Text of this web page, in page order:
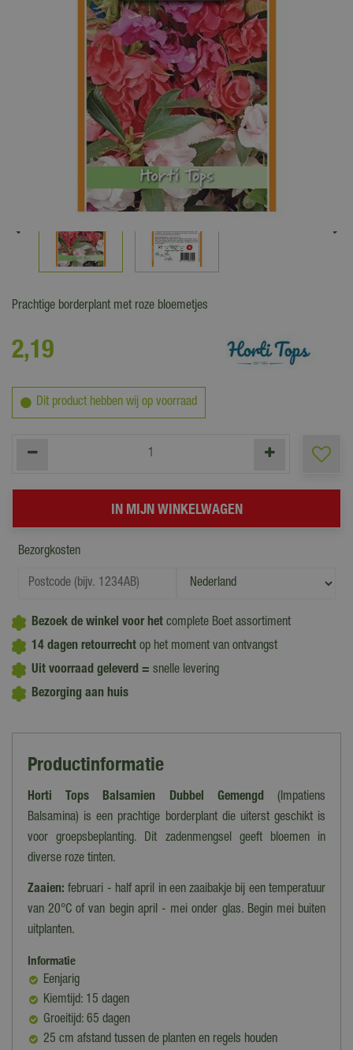
Prachtige borderplant met roze bloemetjes
2,19
Dit product hebben wij op voorraad
Bezorgkosten
Bezoek de winkel voor het complete Boet assortiment
14 dagen retourrecht op het moment van ontvangst
Uit voorraad geleverd = snelle levering
Bezorging aan huis
Productinformatie
Horti Tops Balsamien Dubbel Gemengd (Impatiens
Balsamina) is een prachtige borderplant die uiterst geschikt is
voor groepsbeplanting. Dit zadenmengsel geeft bloemen in
diverse roze tinten.
Zaaien: februari - half april in een zaaibakje bij een temperatuur
van 20°C of van begin april - mei onder glas. Begin mei buiten
uitplanten.
Informatie
Eenjarig
Kiemtijd: 15 dagen
Groeitijd: 65 dagen
25 cm afstand tussen de planten en regels houden